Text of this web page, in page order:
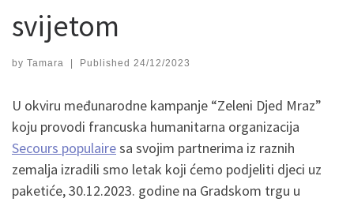
svijetom
by Tamara Published 24/12/2023
U okviru međunarodne kampanje “Zeleni Djed Mraz”
koju provodi francuska humanitarna organizacija
Secours populairesa svojim partnerima iz raznih
zemalja izradili smo letak koji ćemo podjeliti djeci uz
paketiće, 30.12.2023. godine na Gradskom trgu u